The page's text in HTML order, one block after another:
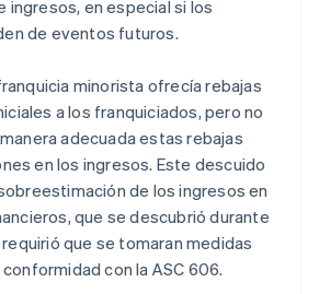
ingresos, en especial si los
de eventos futuros.
minorista ofrecía rebajas
a los franquiciados, pero no
adecuada estas rebajas
en los ingresos. Este descuido
de los ingresos en
que se descubrió durante
que se tomaran medidas
con la ASC 606.